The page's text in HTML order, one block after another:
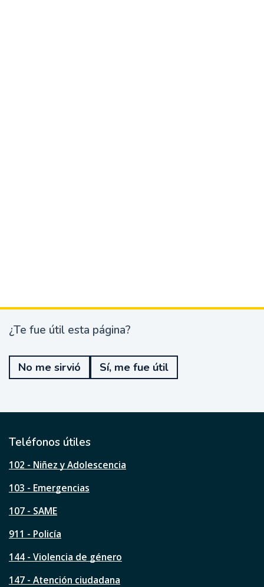
¿
e
u
t
l
s
a
á
i
a
¿Te fue útil esta página?
No me sirvió Sí, me fue útil
Teléfonos útiles
102 - Niñez y Adolescencia
103 - Emergencias
107 - SAME
911 - Policía
144 - Violencia de género
147 - Atención ciudadana